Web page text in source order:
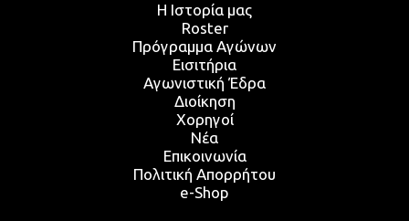
Η Ιστορία μας
Roster
Πρόγραμμα Αγώνων
Εισιτήρια
Αγωνιστική Έδρα
Διοίκηση
Χορηγοί
Νέα
Επικοινωνία
Πολιτική Απορρήτου
e-Shop